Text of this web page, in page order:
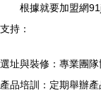
根據就要加盟網
支持：
選址與裝修：專業團隊
產品培訓：定期舉辦產